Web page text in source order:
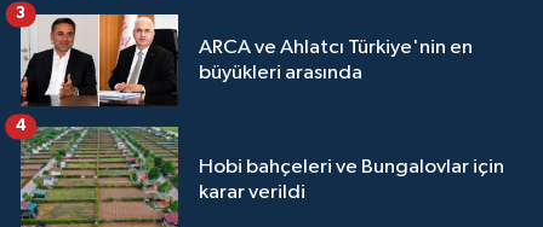
ARCA ve Ahlatcı Türkiye'nin en
büyükleri arasında
3
Hobi bahçeleri ve Bungalovlar için
karar verildi
4